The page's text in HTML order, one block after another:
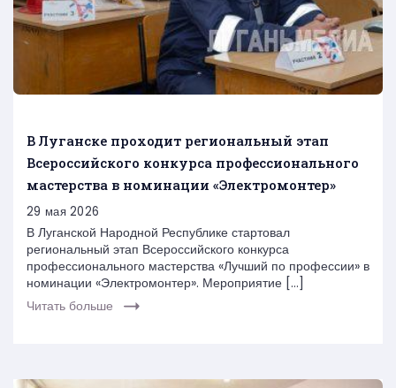
В Луганске проходит региональный этап
Всероссийского конкурса профессионального
мастерства в номинации «Электромонтер»
29 мая 2026
В Луганской Народной Республике стартовал
региональный этап Всероссийского конкурса
профессионального мастерства «Лучший по профессии» в
номинации «Электромонтер». Мероприятие […]
Читать больше